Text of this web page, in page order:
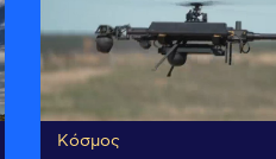
Κόσμος